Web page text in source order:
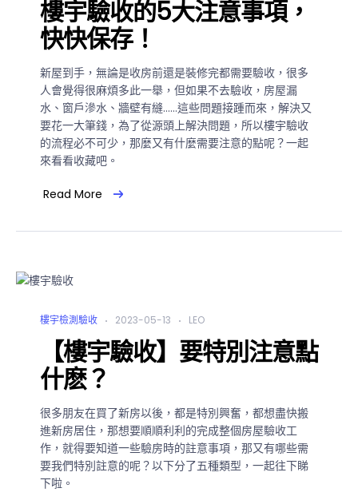
樓宇驗收的5大注意事項，
快快保存！
新屋到手，無論是收房前還是裝修完都需要驗收，很多
人會覺得很麻煩多此一舉，但如果不去驗收，房屋漏
水、窗戶滲水、牆壁有縫……這些問題接踵而來，解決又
要花一大筆錢，為了從源頭上解決問題，所以樓宇驗收
的流程必不可少，那麼又有什麼需要注意的點呢？一起
來看看收藏吧。
Read More
樓宇檢測驗收 2023-05-13 LEO
【樓宇驗收】要特別注意點
什麽？
很多朋友在買了新房以後，都是特別興奮，都想盡快搬
進新房居住，那想要順順利利的完成整個房屋驗收工
作，就得要知道一些驗房時的註意事項，那又有哪些需
要我們特別註意的呢？以下分了五種類型，一起往下睇
下啦。